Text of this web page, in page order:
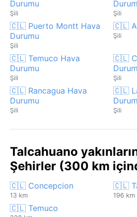
Durumu
Şili Şili
🇨🇱 Puerto Montt Hava
Durumu
Şili
🇨🇱
Şili
🇨🇱 Temuco Hava
Durumu
Şili
🇨🇱
Şili
🇨🇱 Rancagua Hava
Durumu
Şili
🇨🇱
Şili
Talcahuano
Şehirler (300 km
🇨🇱 Concepcion
13 km
🇨🇱
196 km
🇨🇱 Temuco